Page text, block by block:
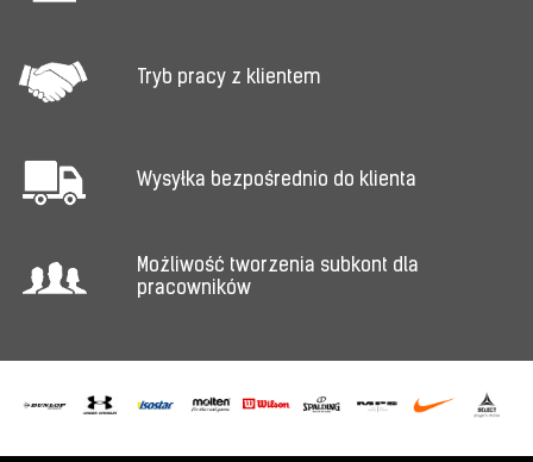
Tryb pracy z klientem
Wysyłka bezpośrednio do klienta
Możliwość tworzenia subkont dla
pracowników